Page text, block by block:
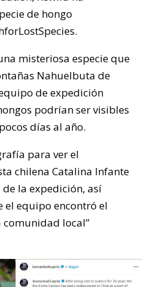
de hongo
misteriosa especie que
Nahuelbuta de
de expedición
podrían ser visibles
días al año.
para ver el
chilena Catalina Infante
la expedición, así
el equipo encontró el
comunidad local”